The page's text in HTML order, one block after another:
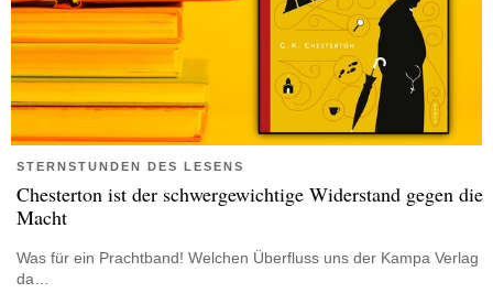
STERNSTUNDEN DES LESENS
Chesterton ist der schwergewichtige Widerstand gegen die
Macht
Was für ein Prachtband! Welchen Überfluss uns der Kampa Verlag
da…